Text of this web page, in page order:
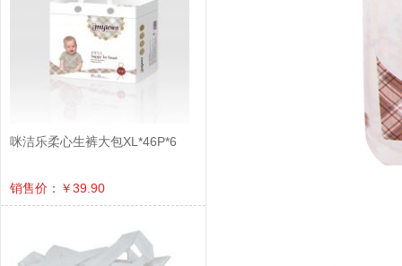
咪洁乐柔心生裤大包XL*46P*6
销售价：￥39.90